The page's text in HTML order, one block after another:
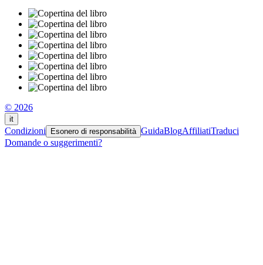
© 2026
it
Condizioni Esonero di responsabilità GuidaBlogAffiliatiTraduci
Domande o suggerimenti?